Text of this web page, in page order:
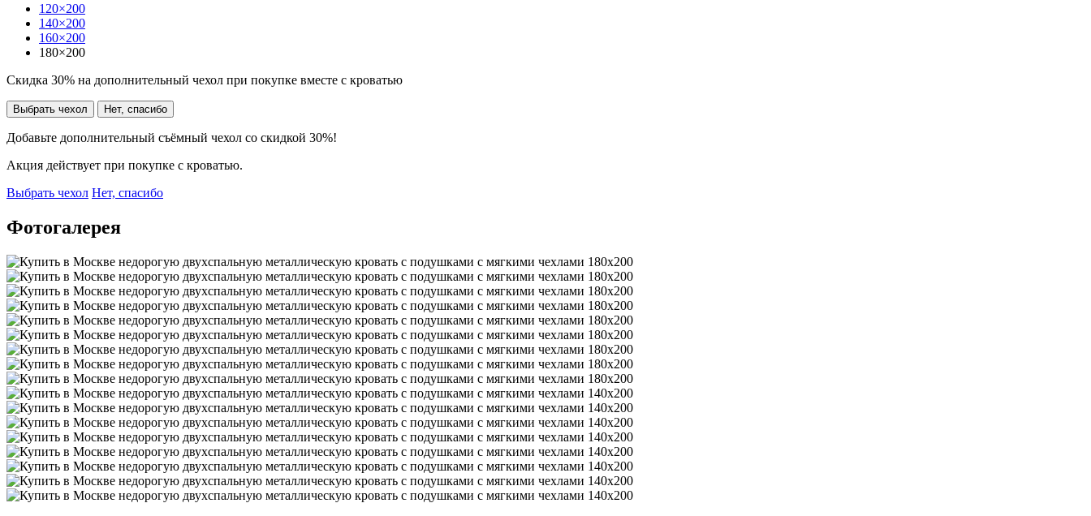
120×200
140×200
160×200
180×200
Скидка 30% на дополнительный чехол при покупке вместе с кроватью
Выбрать чехол Нет, спасибо
Добавьте дополнительный съёмный чехол со скидкой 30%!
Акция действует при покупке с кроватью.
Выбрать чехол Нет, спасибо
Фотогалерея